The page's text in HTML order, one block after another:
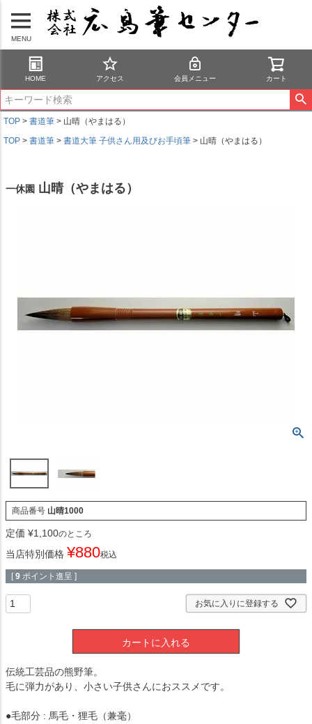
MENU
HOME アクセス 会員メニュー カート
TOP 書道筆
山晴（やまはる）
TOP
書道筆 書道大筆 子供さん用及びお手頃筆 山晴（やまはる）
一休園 山晴（やまはる）
商品番号 山晴1000
定価 ¥1,100のところ
当店特別価格 ¥880税込
[ 9 ポイント進呈 ]
お気に入りに登録する
カートに入れる
伝統工芸品の熊野筆。
毛に弾力があり、小さい子供さんにおススメです。
●毛部分 : 馬毛・狸毛（兼毫）